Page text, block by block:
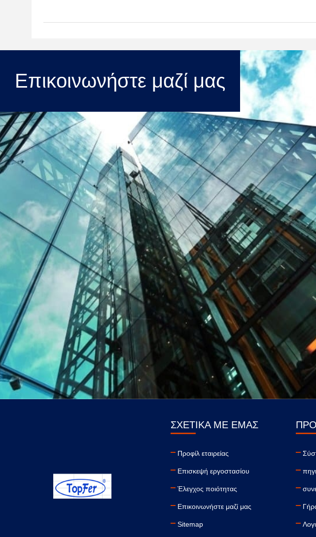
Επικοινωνήστε μαζί μας
ΣΧΕΤΙΚΆ ΜΕ ΕΜΆΣ
Προφίλ εταιρείας
Επισκεψή εργοστασίου
Έλεγχος ποιότητας
Επικοινωνήστε μαζί μας
Sitemap